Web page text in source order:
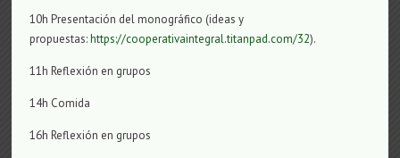
10h Presentación del monográfico (ideas y
propuestas:https://cooperativaintegral.titanpad.com/32).
11h Reflexión en grupos
14h Comida
16h Reflexión en grupos